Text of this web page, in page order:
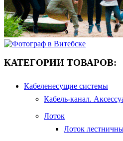
КАТЕГОРИИ ТОВАРОВ:
Кабеленесущие системы
Кабель-канал.
Лоток
Лоток